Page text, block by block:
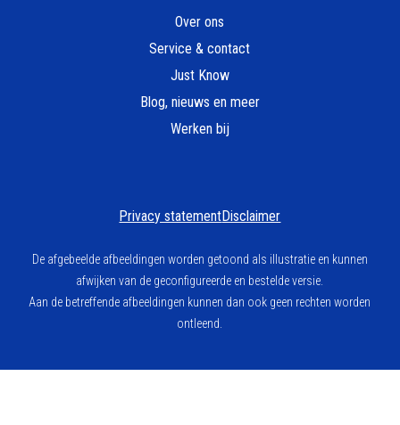
Over ons
Service & contact
Just Know
Blog, nieuws en meer
Werken bij
Privacy statementDisclaimer
De afgebeelde afbeeldingen worden getoond als illustratie en kunnen
afwijken van de geconfigureerde en bestelde versie.
Aan de betreffende afbeeldingen kunnen dan ook geen rechten worden
ontleend.